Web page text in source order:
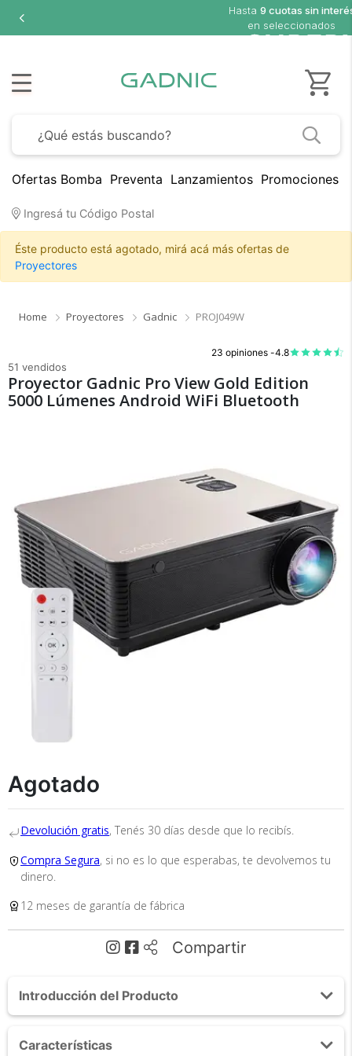
Hasta 9 cuotas sin
en seleccionados
Ofertas Bomba Preventa Lanzamientos Promociones
Ingresá tu Código Postal
Éste producto está agotado, mirá acá más ofertas de
Proyectores
Home Proyectores Gadnic PROJ049W
23 opiniones -4.8
51 vendidos
Proyector Gadnic Pro View Gold Edition
5000 Lúmenes Android WiFi Bluetooth
Agotado
Devolución gratis, Tenés 30 días desde que lo recibís.
Compra Segura, si no es lo que esperabas, te devolvemos tu
dinero.
12 meses de garantía de fábrica
Compartir
Introducción del Producto
5000 Lúmenes Android WiFi Bluetooth
Características
Medios de Pago